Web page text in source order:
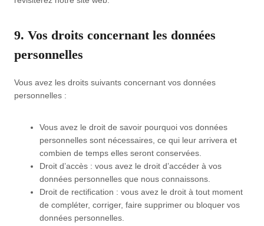
9. Vos droits concernant les données
personnelles
Vous avez les droits suivants concernant vos données
personnelles :
Vous avez le droit de savoir pourquoi vos données
personnelles sont nécessaires, ce qui leur arrivera et
combien de temps elles seront conservées.
Droit d’accès : vous avez le droit d’accéder à vos
données personnelles que nous connaissons.
Droit de rectification : vous avez le droit à tout moment
de compléter, corriger, faire supprimer ou bloquer vos
données personnelles.